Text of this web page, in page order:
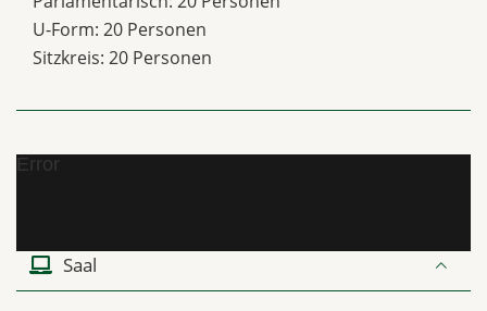
U-Form: 20 Personen
Sitzkreis: 20 Personen
Error
Saal